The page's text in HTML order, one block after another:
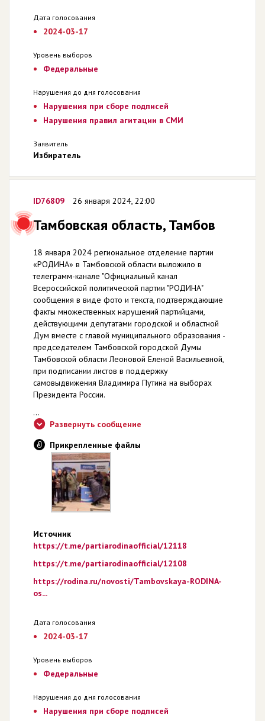
Дата голосования
2024-03-17
Уровень выборов
Федеральные
Нарушения до дня голосования
Нарушения при сборе подписей
Нарушения правил агитации в СМИ
Заявитель
Избиратель
ID76809 26 января 2024, 22:00
Тамбовская область, Тамбов
18 января 2024 региональное отделение партии
«РОДИНА» в Тамбовской области выложило в
телеграмм-канале "Официальный канал
Всероссийской политической партии "РОДИНА"
сообщения в виде фото и текста, подтверждающие
факты множественных нарушений партийцами,
действующими депутатами городской и областной
Дум вместе с главой муниципального образования -
председателем Тамбовской городской Думы
Тамбовской области Леоновой Еленой Васильевной,
при подписании листов в поддержку
самовыдвижения Владимира Путина на выборах
Президента России.
...
Развернуть сообщение
Прикрепленные файлы
Источник
https://t.me/partiarodinaofficial/12118
https://t.me/partiarodinaofficial/12108
https://rodina.ru/novosti/Tambovskaya-RODINA-
os...
Дата голосования
2024-03-17
Уровень выборов
Федеральные
Нарушения до дня голосования
Нарушения при сборе подписей